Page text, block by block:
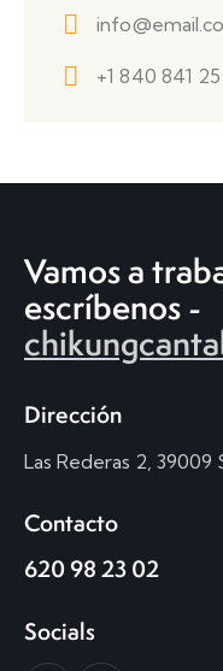
+1 840 841
Vamos a
escríbenos -
Dirección
Las Rederas 2, 39009
Contacto
620 98 23 02
Socials